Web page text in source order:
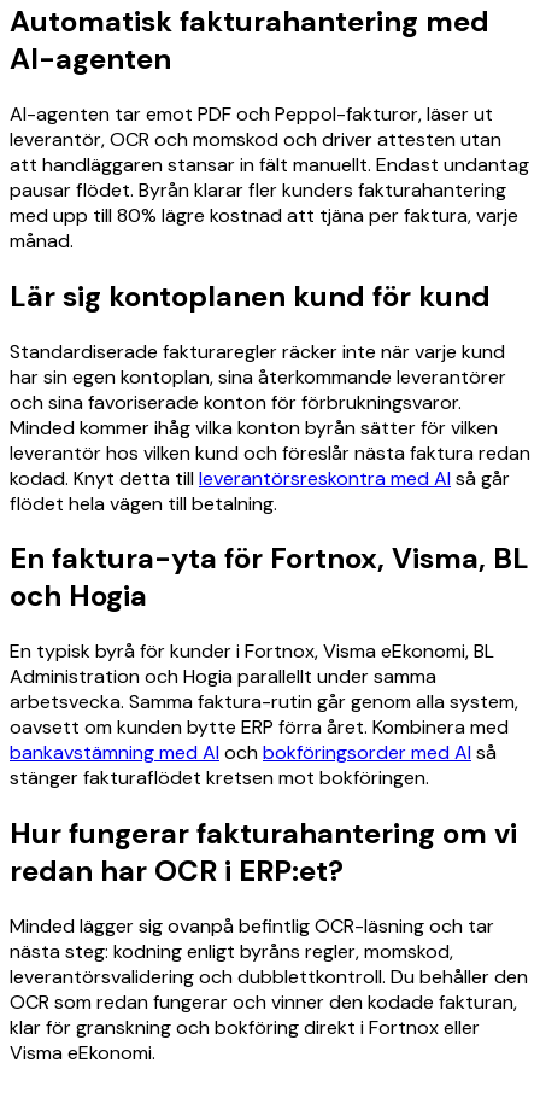
Automatisk fakturahantering med
AI-agenten
AI-agenten tar emot PDF och Peppol-fakturor, läser ut
leverantör, OCR och momskod och driver attesten utan
att handläggaren stansar in fält manuellt. Endast undantag
pausar flödet. Byrån klarar fler kunders fakturahantering
med upp till 80% lägre kostnad att tjäna per faktura, varje
månad.
Lär sig kontoplanen kund för kund
Standardiserade fakturaregler räcker inte när varje kund
har sin egen kontoplan, sina återkommande leverantörer
och sina favoriserade konton för förbrukningsvaror.
Minded kommer ihåg vilka konton byrån sätter för vilken
leverantör hos vilken kund och föreslår nästa faktura redan
kodad. Knyt detta tillleverantörsreskontra med AIså går
flödet hela vägen till betalning.
En faktura-yta för Fortnox, Visma, BL
och Hogia
En typisk byrå för kunder i Fortnox, Visma eEkonomi, BL
Administration och Hogia parallellt under samma
arbetsvecka. Samma faktura-rutin går genom alla system,
oavsett om kunden bytte ERP förra året. Kombinera med
bankavstämning med AIochbokföringsorder med AIså
stänger fakturaflödet kretsen mot bokföringen.
Hur fungerar fakturahantering om vi
redan har OCR i ERP:et?
Minded lägger sig ovanpå befintlig OCR-läsning och tar
nästa steg: kodning enligt byråns regler, momskod,
leverantörsvalidering och dubblettkontroll. Du behåller den
OCR som redan fungerar och vinner den kodade fakturan,
klar för granskning och bokföring direkt i Fortnox eller
Visma eEkonomi.